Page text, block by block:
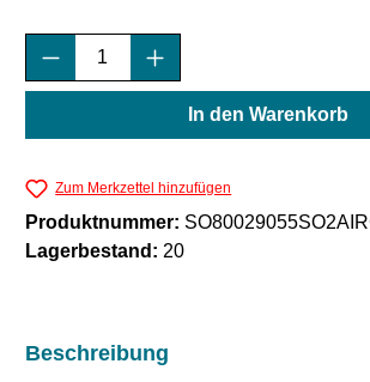
Produkt Anzahl: Gib den
In den Warenkorb
Zum Merkzettel hinzufügen
Produktnummer:
Lagerbestand: 20
Beschreibung